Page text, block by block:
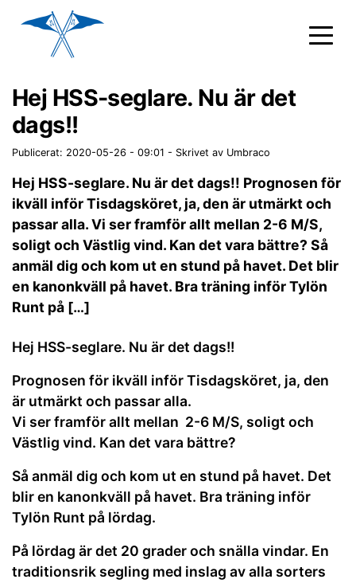
Hej HSS-seglare. Nu är det
dags!!
Publicerat: 2020-05-26 - 09:01 - Skrivet av Umbraco
Hej HSS-seglare. Nu är det dags!! Prognosen för
ikväll inför Tisdagsköret, ja, den är utmärkt och
passar alla. Vi ser framför allt mellan 2-6 M/S,
soligt och Västlig vind. Kan det vara bättre? Så
anmäl dig och kom ut en stund på havet. Det blir
en kanonkväll på havet. Bra träning inför Tylön
Runt på […]
Hej HSS-seglare. Nu är det dags!!
Prognosen för ikväll inför Tisdagsköret, ja, den
är utmärkt och passar alla.
Vi ser framför allt mellan 2-6 M/S, soligt och
Västlig vind. Kan det vara bättre?
Så anmäl dig och kom ut en stund på havet. Det
blir en kanonkväll på havet. Bra träning inför
Tylön Runt på lördag.
På lördag är det 20 grader och snälla vindar. En
traditionsrik segling med inslag av alla sorters